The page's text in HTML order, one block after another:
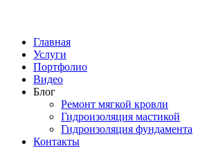
Главная
Услуги
Портфолио
Видео
Блог
Ремонт мягкой кровли
Гидроизоляция мастикой
Гидроизоляция фундамента
Контакты